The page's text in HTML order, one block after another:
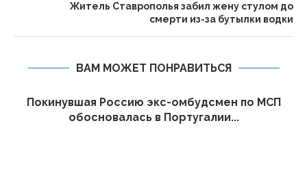
Житель Ставрополья забил жену стулом до
смерти из-за бутылки водки
ВАМ МОЖЕТ ПОНРАВИТЬСЯ
Покинувшая Россию экс-омбудсмен по МСП
обосновалась в Португалии...